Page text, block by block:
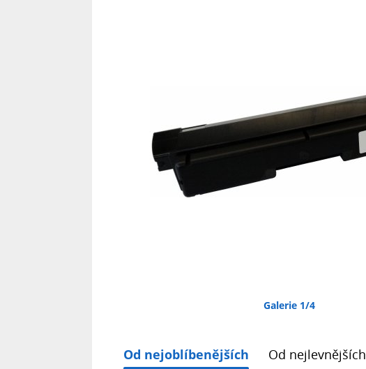
Galerie 1/4
Od nejoblíbenějších Od nejlevnějších